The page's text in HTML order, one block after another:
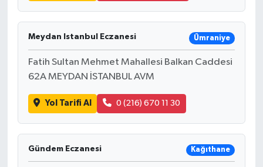
Meydan Istanbul Eczanesi Ümraniye
Fatih Sultan Mehmet Mahallesi Balkan Caddesi
62A MEYDAN İSTANBUL AVM
Yol Tarifi Al 0 (216) 670 11 30
Gündem Eczanesi Kağıthane